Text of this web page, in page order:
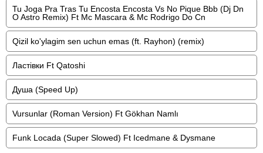
Tu Joga Pra Tras Tu Encosta Encosta Vs No Pique Bbb (Dj Dn
O Astro Remix) Ft Mc Mascara & Mc Rodrigo Do Cn
Qizil ko'ylagim sen uchun emas (ft. Rayhon) (remix)
Ластівки Ft Qatoshi
Душа (Speed Up)
Vursunlar (Roman Version) Ft Gökhan Namlı
Funk Locada (Super Slowed) Ft Icedmane & Dysmane